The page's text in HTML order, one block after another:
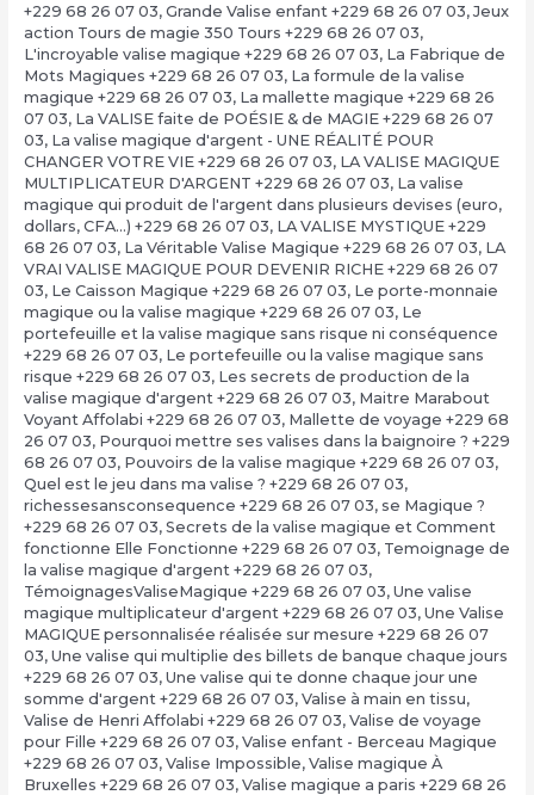
+229 68 26 07 03, Grande Valise enfant +229 68 26 07 03, Jeux
action Tours de magie 350 Tours +229 68 26 07 03,
L'incroyable valise magique +229 68 26 07 03, La Fabrique de
Mots Magiques +229 68 26 07 03, La formule de la valise
magique +229 68 26 07 03, La mallette magique +229 68 26
07 03, La VALISE faite de POÉSIE & de MAGIE +229 68 26 07
03, La valise magique d'argent - UNE RÉALITÉ POUR
CHANGER VOTRE VIE +229 68 26 07 03, LA VALISE MAGIQUE
MULTIPLICATEUR D'ARGENT +229 68 26 07 03, La valise
magique qui produit de l'argent dans plusieurs devises (euro,
dollars, CFA…) +229 68 26 07 03, LA VALISE MYSTIQUE +229
68 26 07 03, La Véritable Valise Magique +229 68 26 07 03, LA
VRAI VALISE MAGIQUE POUR DEVENIR RICHE +229 68 26 07
03, Le Caisson Magique +229 68 26 07 03, Le porte-monnaie
magique ou la valise magique +229 68 26 07 03, Le
portefeuille et la valise magique sans risque ni conséquence
+229 68 26 07 03, Le portefeuille ou la valise magique sans
risque +229 68 26 07 03, Les secrets de production de la
valise magique d'argent +229 68 26 07 03, Maitre Marabout
Voyant Affolabi +229 68 26 07 03, Mallette de voyage +229 68
26 07 03, Pourquoi mettre ses valises dans la baignoire ? +229
68 26 07 03, Pouvoirs de la valise magique +229 68 26 07 03,
Quel est le jeu dans ma valise ? +229 68 26 07 03,
richessesansconsequence +229 68 26 07 03, se Magique ?
+229 68 26 07 03, Secrets de la valise magique et Comment
fonctionne Elle Fonctionne +229 68 26 07 03, Temoignage de
la valise magique d'argent +229 68 26 07 03,
TémoignagesValiseMagique +229 68 26 07 03, Une valise
magique multiplicateur d'argent +229 68 26 07 03, Une Valise
MAGIQUE personnalisée réalisée sur mesure +229 68 26 07
03, Une valise qui multiplie des billets de banque chaque jours
+229 68 26 07 03, Une valise qui te donne chaque jour une
somme d'argent +229 68 26 07 03, Valise à main en tissu,
Valise de Henri Affolabi +229 68 26 07 03, Valise de voyage
pour Fille +229 68 26 07 03, Valise enfant - Berceau Magique
+229 68 26 07 03, Valise Impossible, Valise magique À
Bruxelles +229 68 26 07 03, Valise magique a paris +229 68 26